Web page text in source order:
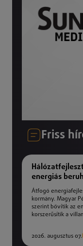
Friss
energiás
Átfogó
kormány. Magyar
szerint bővítik az
korszerűsítik a
2026. augusztus 07.